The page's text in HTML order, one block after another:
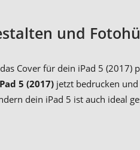
und
Cover für dein iPad 5
5 (2017) jetzt bedrucken
dein iPad 5 ist auch ideal